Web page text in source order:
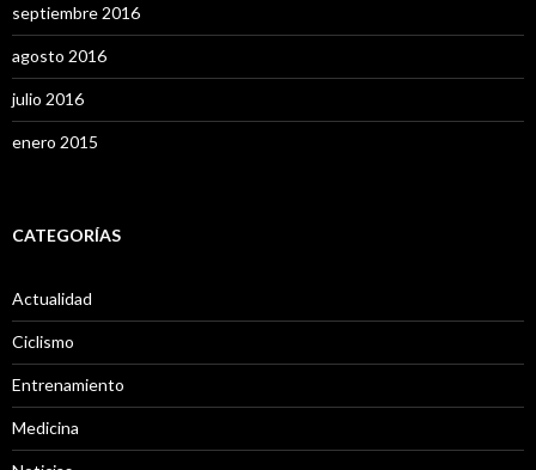
septiembre 2016
agosto 2016
julio 2016
enero 2015
CATEGORÍAS
Actualidad
Ciclismo
Entrenamiento
Medicina